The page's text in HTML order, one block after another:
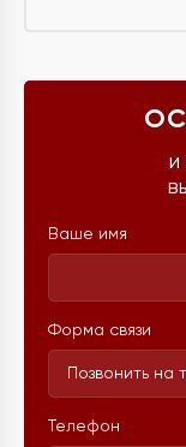
и
Ваше имя
Форма связи
Позвонить на
Телефон